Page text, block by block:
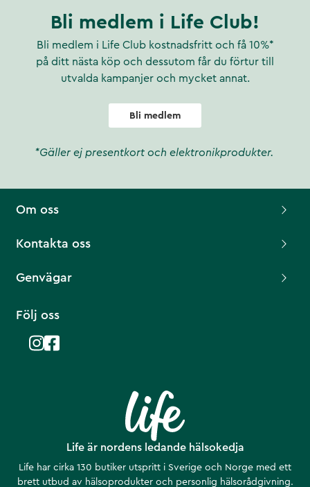
Bli medlem i Life Club!
Bli medlem i Life Club kostnadsfritt och få 10%*
på ditt nästa köp och dessutom får du förtur till
utvalda kampanjer och mycket annat.
Bli medlem
*Gäller ej presentkort och elektronikprodukter.
Life är nordens ledande hälsokedja
Life har cirka 130 butiker utspritt i Sverige och Norge med ett
brett utbud av hälsoprodukter och personlig hälsorådgivning.
Om oss
Kontakta oss
Genvägar
Följ oss